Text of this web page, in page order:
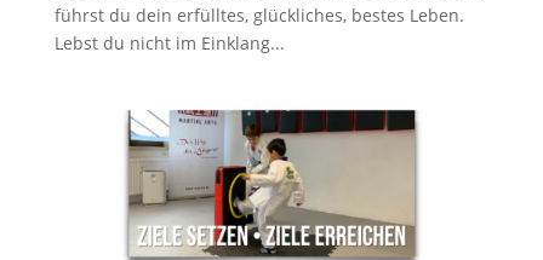
führst du dein erfülltes, glückliches, bestes Leben.
Lebst du nicht im Einklang...